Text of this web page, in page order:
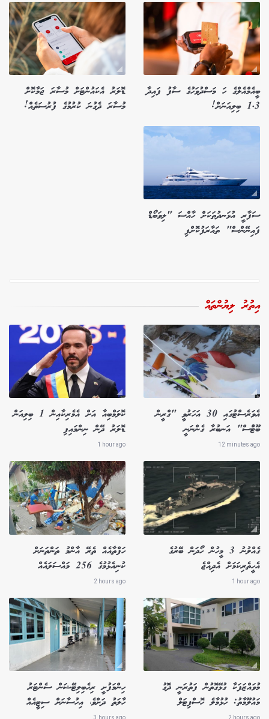
ބީއެމްއެލްގެ ހަ މަސްދުވަހުގެ ސާފު ފައިދާ
1.3 ބިލިއަނަށް!
ޑޮލަރު އެކައުންޓަށް މުސާރަ ޖަމާކޮށް
މުސާރަ ދެގުނަ ކުރުމުގެ ފުރުސަތެއް!
ސަފާރީ އުޅަނދުތަކަށް ހާއްސަ "ލިވަބޯޑް
ފައިނޭންސް" ތައާރަފުކޮށްފި
އިތުރު ލިޔުންތައް
އެވަރެސްޓުގައި 30 އަހަރުވީ "ގްރީން
ބޫޓުްސް" އަނބުރާ ގެންނަނީ
12 minutes ago
ކޮލަމްބިއާ އަށް އެމެރިކާއިން 1 ބިލިއަން
ޑޮލަރު ދޭން ނިންމައިފި
1 hour ago
ގެއްލުނު 3 މީހުން ހޯދަން ބޭރުގެ
އެހީތެރިކަމަށް އެދިއްޖެ
1 hour ago
ހަފްތާއެއް ތެރޭ އާންމު ތަންތަނަށް
ކުނިއެޅުމުގެ 256 މައްސަލައެއް
2 hours ago
މުވައްޒަފަކާ ގުޅޭގޮތުން ފަތުރަނީ ދޮގު
މައުލޫމާތު: ހުޅުމާލެ ހޮސްޕިޓަލް
2 hours ago
ހިންމަފުށީ ރިހެބިލިޓޭޝަން ސެންޓަރު
ހާލަތު ދަށްވެ، އިހުސާނަށް ސިޓީއެއް
3 hours ago